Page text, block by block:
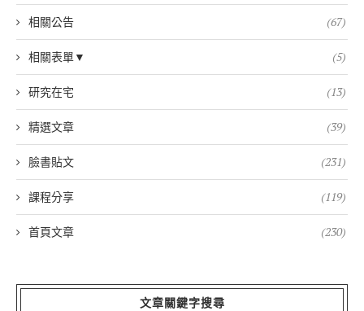
相關公告 (67)
相關表單▼ (5)
研究在宅 (13)
精選文章 (39)
臉書貼文 (231)
課程分享 (119)
首頁文章 (230)
文章關鍵字搜尋